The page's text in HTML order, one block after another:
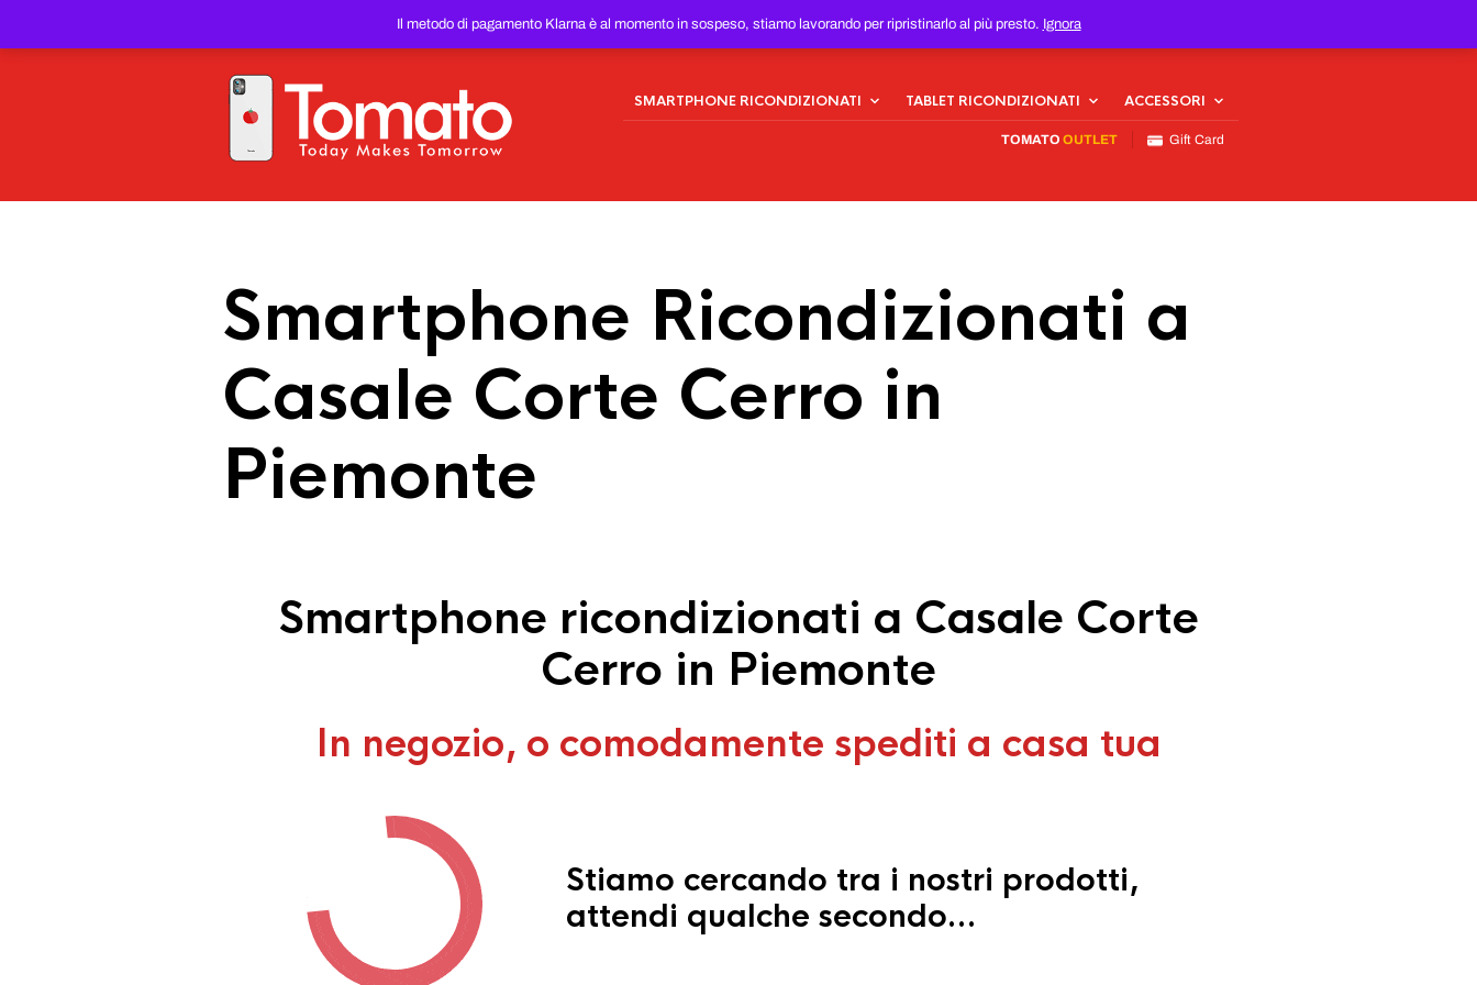
Il metodo di pagamento Klarna è al momento in sospeso, stiamo lavorando per ripristinarlo al più presto. Ignora
PREZZO DEL WEB!
SMARTPHONE RICONDIZIONATI TABLET RICONDIZIONATI ACCESSORI
TOMATO OUTLET Gift Card
Smartphone Ricondizionati a
Casale Corte Cerro in
Piemonte
Smartphone ricondizionati a Casale Corte
Cerro in Piemonte
In negozio, o comodamente spediti a casa tua
Stiamo cercando tra i nostri prodotti,
attendi qualche secondo…